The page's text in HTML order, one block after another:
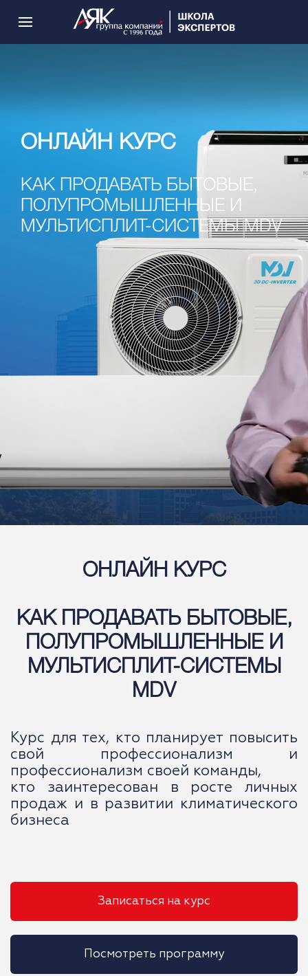
ОНЛАЙН КУРС
КАК ПРОДАВАТЬ БЫТОВЫЕ,
ПОЛУПРОМЫШЛЕННЫЕ И
МУЛЬТИСПЛИТ-СИСТЕМЫ MDV
ОНЛАЙН КУРС
КАК ПРОДАВАТЬ БЫТОВЫЕ,
ПОЛУПРОМЫШЛЕННЫЕ И
МУЛЬТИСПЛИТ-СИСТЕМЫ
MDV
Курс для тех, кто планирует повысить
свой профессионализм и
профессионализм своей команды,
кто заинтересован в росте личных
продаж и в развитии климатического
бизнеса
Записаться на курс
Посмотреть программу